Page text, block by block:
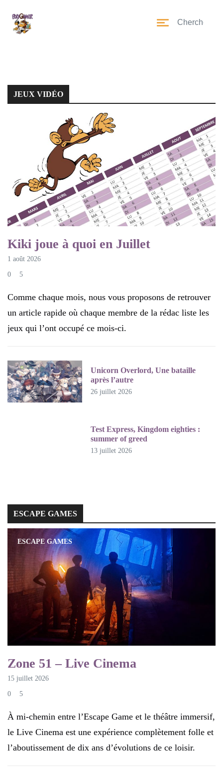
JEUX VIDÉO
Kiki joue à quoi en Juillet
1 août 2026
0 5
Comme chaque mois, nous vous proposons de retrouver
un article rapide où chaque membre de la rédac liste les
jeux qui l’ont occupé ce mois-ci.
Unicorn Overlord, Une bataille
après l’autre
26 juillet 2026
Test Express, Kingdom eighties :
summer of greed
13 juillet 2026
ESCAPE GAMES
ESCAPE GAMES
Zone 51 – Live Cinema
15 juillet 2026
0 5
À mi-chemin entre l’Escape Game et le théâtre immersif,
le Live Cinema est une expérience complètement folle et
l’aboutissement de dix ans d’évolutions de ce loisir.